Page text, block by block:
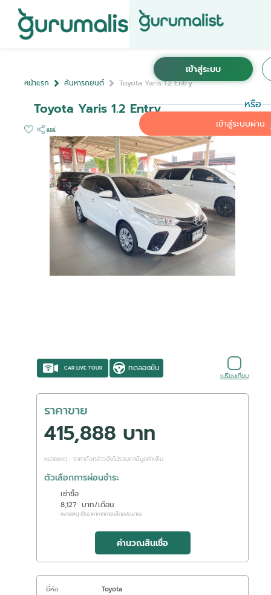
หรือ
เข้าสู่ระบบผ่าน
หน้าแรก ค้นหารถยนต์ Toyota Yaris 1.2 Entry
Toyota Yaris 1.2 Entry
แชร์
CAR LIVE TOUR ทดลองขับ
เปรียบเทียบ
ราคาขาย
415,888 บาท
หมายเหตุ : ราคาดังกล่าวยังไม่รวมภาษีมูลค่าเพิ่ม
ตัวเลือกการผ่อนชำระ
เช่าซื้อ
8,127 บาท/เดือน
หมายเหตุ เป็นราคาคาดการณ์โดยประมาณ
คำนวณสินเชื่อ
ยี่ห้อ
Toyota